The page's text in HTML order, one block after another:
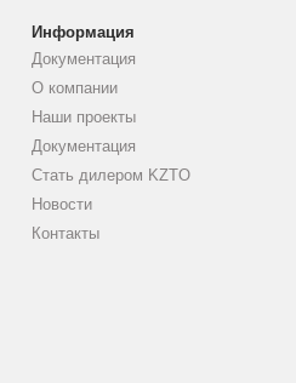
Информация
Документация
О компании
Наши проекты
Документация
Стать дилером KZTO
Новости
Контакты